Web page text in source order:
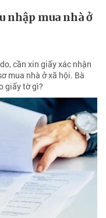
nhập mua nhà ở
cần xin giấy xác nhận
mua nhà ở xã hội. Bà
giấy tờ gì?